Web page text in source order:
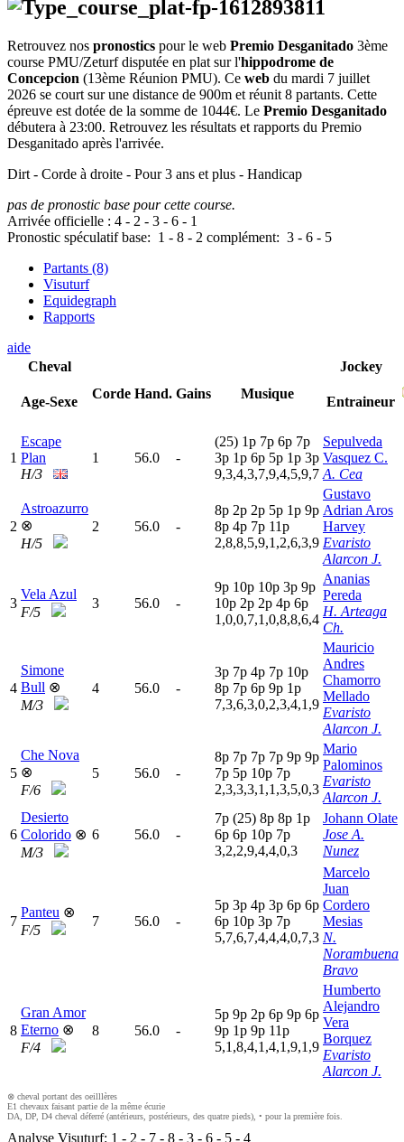
Retrouvez nos pronostics pour le web Premio Desganitado 3ème
course PMU/Zeturf disputée en plat sur l'hippodrome de
Concepcion (13ème Réunion PMU). Ce web du mardi 7 juillet
2026 se court sur une distance de 900m et réunit 8 partants. Cette
épreuve est dotée de la somme de 1044€. Le Premio Desganitado
débutera à 23:00. Retrouvez les résultats et rapports du Premio
Desganitado après l'arrivée.
Dirt - Corde à droite - Pour 3 ans et plus - Handicap
pas de pronostic base pour cette course.
Arrivée officielle : 4 - 2 - 3 - 6 - 1
Pronostic spéculatif base: 1 - 8 - 2 complément: 3 - 6 - 5
Partants (8)
Visuturf
Equidegraph
Rapports
aide
Cheval
Age-Sexe
Corde Hand. Gains Musique
Jockey
Entraineur
1
Escape
Plan
H/3
1 56.0 -
(25) 1p 7p 6p 7p
3p 1p 6p 5p 1p 3p
9,3,4,3,7,9,4,5,9,7
Sepulveda
Vasquez C.
A. Cea
2
Astroazurro
⊗
H/5
2 56.0 -
8p 2p 2p 5p 1p 9p
8p 4p 7p 11p
2,8,8,5,9,1,2,6,3,9
Gustavo
Adrian Aros
Harvey
Evaristo
Alarcon J.
3
Vela Azul
F/5
3 56.0 -
9p 10p 10p 3p 9p
10p 2p 2p 4p 6p
1,0,0,7,1,0,8,8,6,4
Ananias
Pereda
H. Arteaga
Ch.
4
Simone
Bull ⊗
M/3
4 56.0 -
3p 7p 4p 7p 10p
8p 7p 6p 9p 1p
7,3,6,3,0,2,3,4,1,9
Mauricio
Andres
Chamorro
Mellado
Evaristo
Alarcon J.
5
Che Nova
⊗
F/6
5 56.0 -
8p 7p 7p 7p 9p 9p
7p 5p 10p 7p
2,3,3,3,1,1,3,5,0,3
Mario
Palominos
Evaristo
Alarcon J.
6
Desierto
Colorido ⊗
M/3
6 56.0 -
7p (25) 8p 8p 1p
6p 6p 10p 7p
3,2,2,9,4,4,0,3
Johann Olate
Jose A.
Nunez
7
Panteu ⊗
F/5
7 56.0 -
5p 3p 4p 3p 6p 6p
6p 10p 3p 7p
5,7,6,7,4,4,4,0,7,3
Marcelo
Juan
Cordero
Mesias
N.
Norambuena
Bravo
8
Gran Amor
Eterno ⊗
F/4
8 56.0 -
5p 9p 2p 6p 9p 6p
9p 1p 9p 11p
5,1,8,4,1,4,1,9,1,9
Humberto
Alejandro
Vera
Borquez
Evaristo
Alarcon J.
⊗ cheval portant des oeilllères
E1 chevaux faisant partie de la même écurie
DA, DP, D4 cheval déferré (antérieurs, postérieurs, des quatre pieds), • pour la première fois.
Analyse Visuturf: 1 - 2 - 7 - 8 - 3 - 6 - 5 - 4